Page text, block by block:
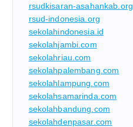
rsudkisaran-asahankab.org
rsud-indonesia.org
sekolahindonesia.id
sekolahjambi.com
sekolahriau.com
sekolahpalembang.com
sekolahlampung.com
sekolahsamarinda.com
sekolahbandung.com
sekolahdenpasar.com